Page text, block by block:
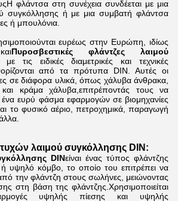
φλάντσα στη συνέχεια συνδέεται με μια
συγκόλλησης ή με μια συμβατή φλάντσα
ή μπουλόνια.
ευρέως στην Ευρώπη, ιδίως
Πυροσβεστικές φλάντζες λαιμού
τις ειδικές διαμετρικές και τεχνικές
από τα πρότυπα DIN. Αυτές οι
σε διάφορα υλικά, όπως χάλυβα άνθρακα,
κράμα χάλυβα,επιτρέποντάς τους να
ένα ευρύ φάσμα εφαρμογών σε βιομηχανίες
το φυσικό αέριο, πετροχημικά, παραγωγή
λαιμού συγκόλλησης DIN:
DINείναι ένας τύπος φλάντζης
υψηλό κόμβο, το οποίο του επιτρέπει να
την φλάντζη στους σωλήνες, μειώνοντας
στη βάση της φλάντζης.Χρησιμοποιείται
υψηλής πίεσης και υψηλής